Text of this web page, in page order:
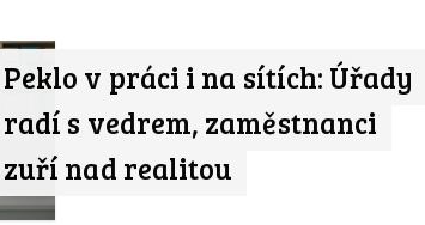
Peklo v práci i na sítích: Úřady
radí s vedrem, zaměstnanci
zuří nad realitou